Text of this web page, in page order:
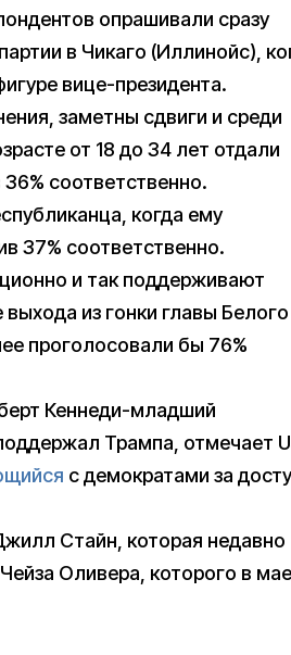
опрашивали сразу
в Чикаго (Иллинойс),
вице-президента.
заметны сдвиги и среди
от 18 до 34 лет отдали
соответственно.
когда ему
37% соответственно.
и так поддерживают
из гонки главы Белого
проголосовали бы 76%
Кеннеди-младший
Трампа, отмечает
с демократами за
Стайн, которая недавно
Оливера, которого в мае